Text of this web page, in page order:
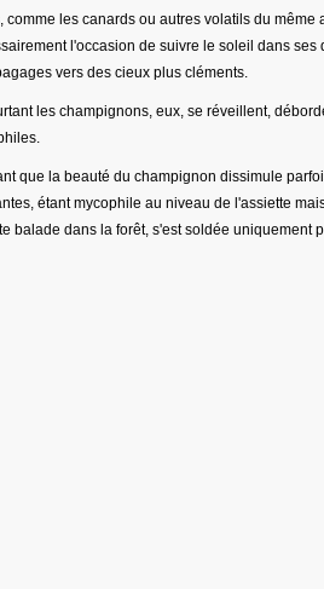
comme les canards ou autres volatils du même
l'occasion de suivre le soleil dans ses
vers des cieux plus cléments.
les champignons, eux, se réveillent,
que la beauté du champignon dissimule
étant mycophile au niveau de l'assiette
balade dans la forêt, s'est soldée uniquement